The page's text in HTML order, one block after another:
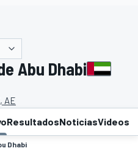
Abu Dhabi
AE
ResultadosNoticiasVideos
Dhabi